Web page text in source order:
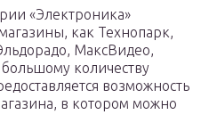
«Электроника»
как Технопарк,
МаксВидео,
количеству
возможность
в котором можно